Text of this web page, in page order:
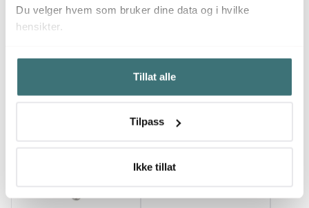
Du velger hvem som bruker dine data og i hvilke
hensikter.
Hvis du gir oss lov, vil vi også gjerne:
Innhente informasjon om den geografiske
beliggenheten din, som kan være nøyaktig innenfor
Identifisere enheten din ved å aktivt skanne den for
kan du lese om hvordan dine personlige
brukes. Du kan hele tiden endre eller trekke tilbake ditt
Tillat alle
Tilpass
Ikke tillat
Du kanskje også liker